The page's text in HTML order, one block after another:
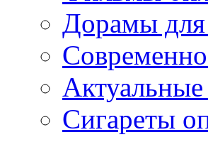
Дорамы для
Сигареты